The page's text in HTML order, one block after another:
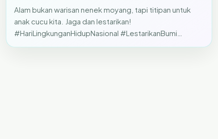
Alam bukan warisan nenek moyang, tapi titipan untuk
anak cucu kita. Jaga dan lestarikan!
#HariLingkunganHidupNasional #LestarikanBumi
#IndonesiaHijau #GoGreen…